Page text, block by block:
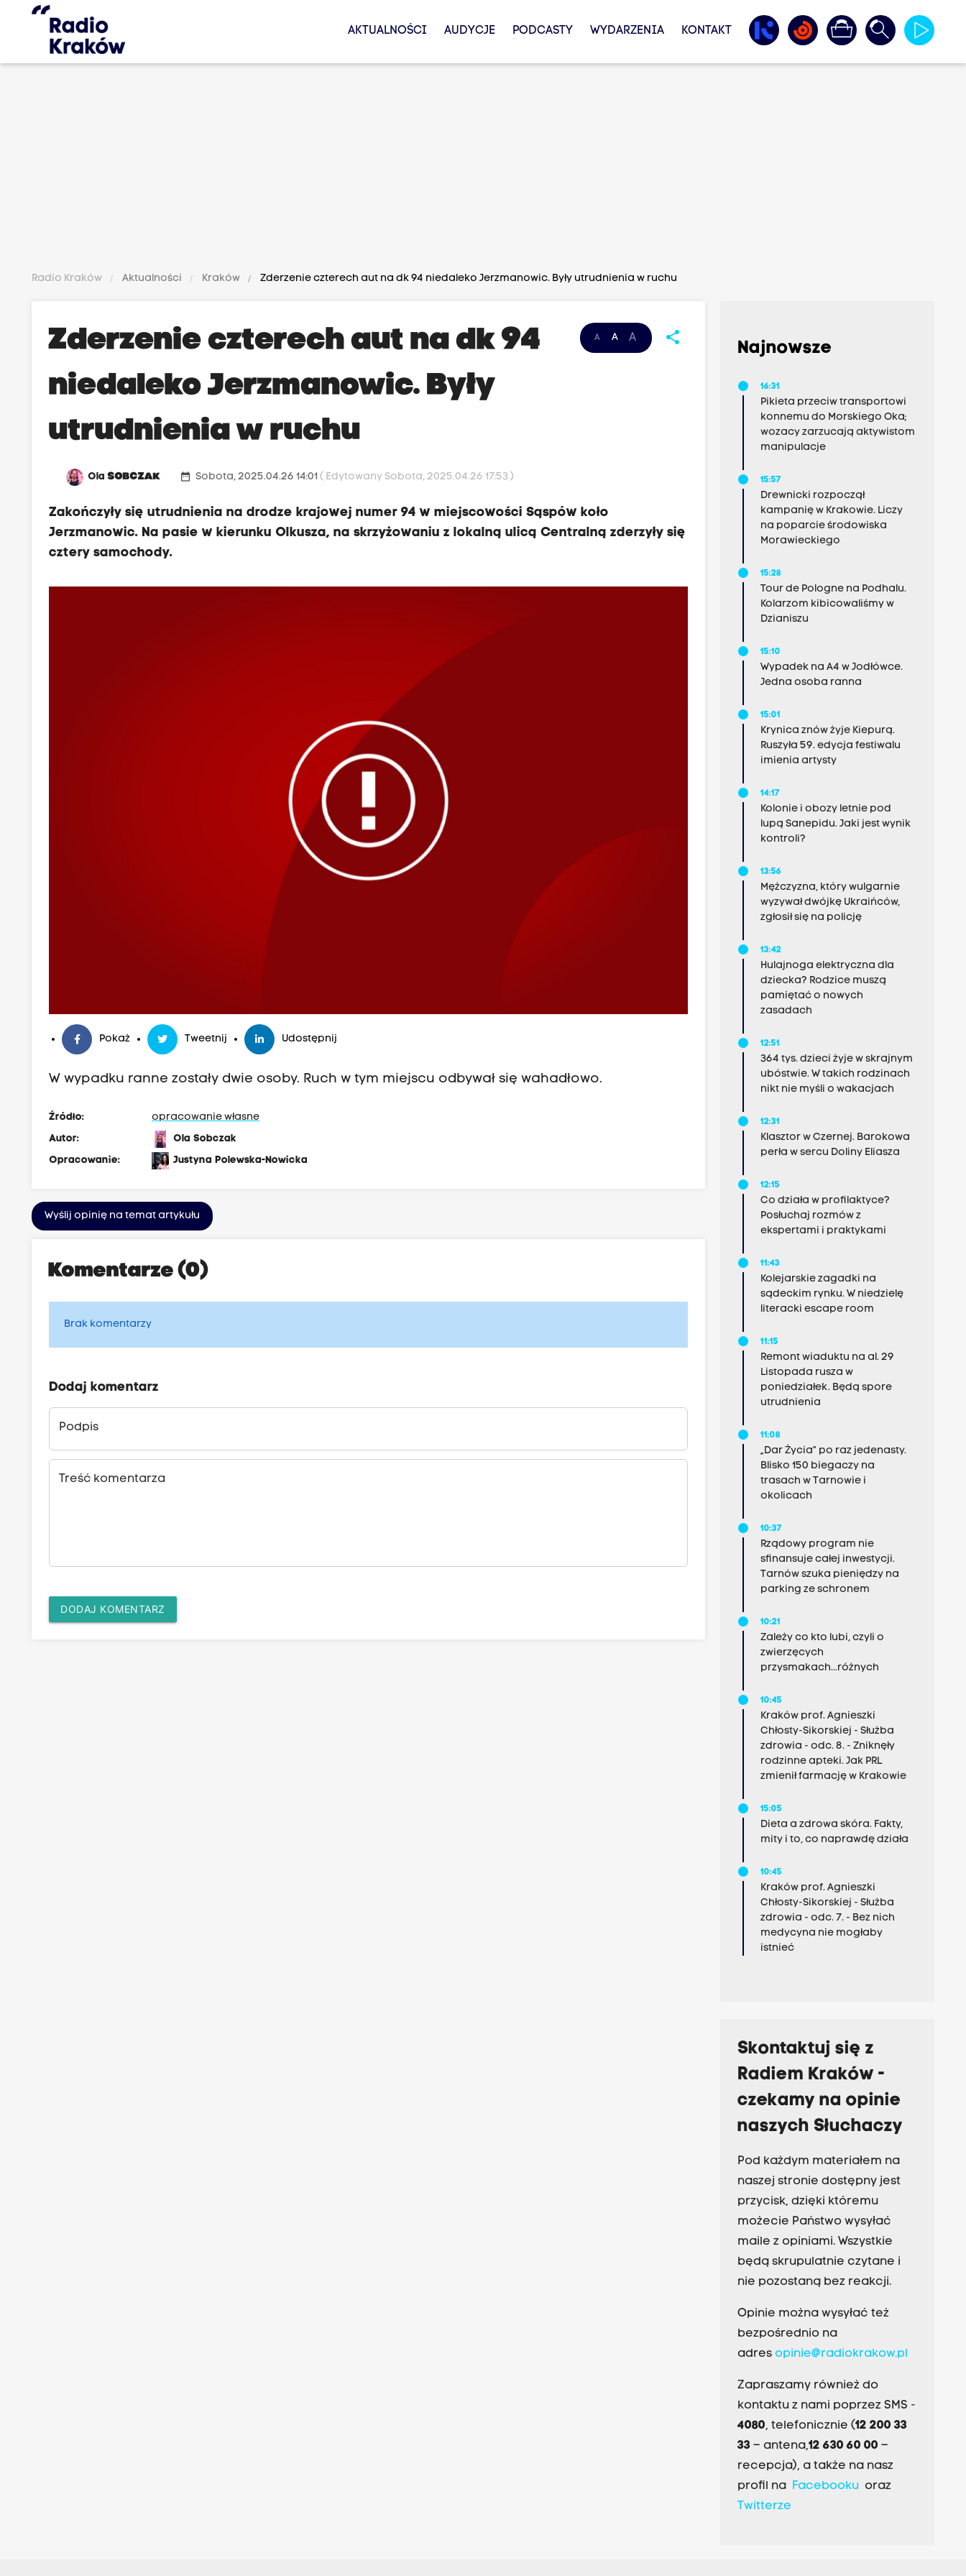
AKTUALNOŚCI AUDYCJE PODCASTY WYDARZENIA KONTAKT
Radio Kraków Aktualności Kraków Zderzenie czterech aut na dk 94 niedaleko Jerzmanowic. Były utrudnienia w ruchu
A A A share
Zderzenie czterech aut na dk 94
niedaleko Jerzmanowic. Były
utrudnienia w ruchu
OlaSOBCZAK date_range Sobota, 2025.04.26 14:01( Edytowany Sobota, 2025.04.26 17:53 )
Zakończyły się utrudnienia na drodze krajowej numer 94 w miejscowości Sąspów koło
Jerzmanowic. Na pasie w kierunku Olkusza, na skrzyżowaniu z lokalną ulicą Centralną zderzyły się
cztery samochody.
Pokaż Tweetnij Udostępnij
W wypadku ranne zostały dwie osoby. Ruch w tym miejscu odbywał się wahadłowo.
Źródło:
opracowanie własne
Autor:
Ola Sobczak
Opracowanie:
Justyna Polewska-Nowicka
Wyślij opinię na temat artykułu
Komentarze (0)
Brak komentarzy
Dodaj komentarz
Podpis
Treść komentarza
DODAJ KOMENTARZ
Najnowsze
16:31
Pikieta przeciw transportowi
konnemu do Morskiego Oka;
wozacy zarzucają aktywistom
manipulacje
15:57
Drewnicki rozpoczął
kampanię w Krakowie. Liczy
na poparcie środowiska
Morawieckiego
15:28
Tour de Pologne na Podhalu.
Kolarzom kibicowaliśmy w
Dzianiszu
15:10
Wypadek na A4 w Jodłówce.
Jedna osoba ranna
15:01
Krynica znów żyje Kiepurą.
Ruszyła 59. edycja festiwalu
imienia artysty
14:17
Kolonie i obozy letnie pod
lupą Sanepidu. Jaki jest wynik
kontroli?
13:56
Mężczyzna, który wulgarnie
wyzywał dwójkę Ukraińców,
zgłosił się na policję
13:42
Hulajnoga elektryczna dla
dziecka? Rodzice muszą
pamiętać o nowych
zasadach
12:51
364 tys. dzieci żyje w skrajnym
ubóstwie. W takich rodzinach
nikt nie myśli o wakacjach
12:31
Klasztor w Czernej. Barokowa
perła w sercu Doliny Eliasza
12:15
Co działa w profilaktyce?
Posłuchaj rozmów z
ekspertami i praktykami
11:43
Kolejarskie zagadki na
sądeckim rynku. W niedzielę
literacki escape room
11:15
Remont wiaduktu na al. 29
Listopada rusza w
poniedziałek. Będą spore
utrudnienia
11:08
„Dar Życia” po raz jedenasty.
Blisko 150 biegaczy na
trasach w Tarnowie i
okolicach
10:37
Rządowy program nie
sfinansuje całej inwestycji.
Tarnów szuka pieniędzy na
parking ze schronem
10:21
Zależy co kto lubi, czyli o
zwierzęcych
przysmakach...różnych
10:45
Kraków prof. Agnieszki
Chłosty-Sikorskiej - Służba
zdrowia - odc. 8. - Zniknęły
rodzinne apteki. Jak PRL
zmienił farmację w Krakowie
15:05
Dieta a zdrowa skóra. Fakty,
mity i to, co naprawdę działa
10:45
Kraków prof. Agnieszki
Chłosty-Sikorskiej - Służba
zdrowia - odc. 7. - Bez nich
medycyna nie mogłaby
istnieć
Skontaktuj się z
Radiem Kraków -
czekamy na opinie
naszych Słuchaczy
Pod każdym materiałem na
naszej stronie dostępny jest
przycisk, dzięki któremu
możecie Państwo wysyłać
maile z opiniami. Wszystkie
będą skrupulatnie czytane i
nie pozostaną bez reakcji.
Opinie można wysyłać też
bezpośrednio na
adres opinie@radiokrakow.pl
Zapraszamy również do
kontaktu z nami poprzez SMS -
4080, telefonicznie (12 200 33
33– antena,12 630 60 00 –
recepcja), a także na nasz
profil na Facebookuoraz
Twitterze